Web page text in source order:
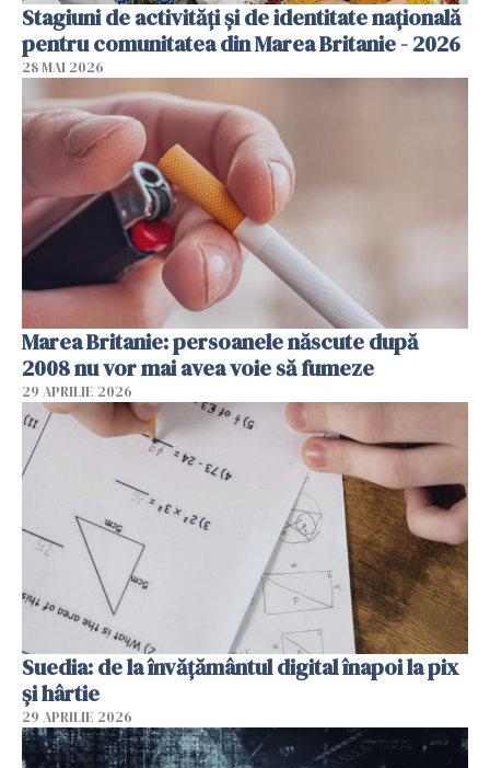
Stagiuni de activități și de identitate națională
pentru comunitatea din Marea Britanie - 2026
28 MAI 2026
Marea Britanie: persoanele născute după
2008 nu vor mai avea voie să fumeze
29 APRILIE 2026
Suedia: de la învățământul digital înapoi la pix
și hârtie
29 APRILIE 2026